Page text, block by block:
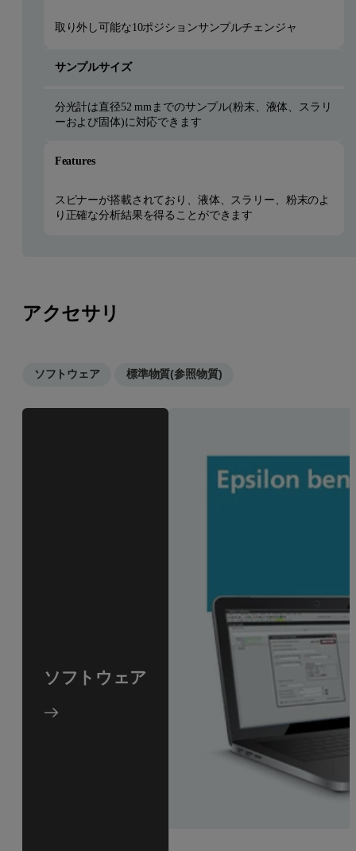
取り外し可能な10ポジションサンプルチェンジャ
サンプルサイズ
分光計は直径52 mmまでのサンプル(粉末、液体、スラリ
ーおよび固体)に対応できます
Features
スピナーが搭載されており、液体、スラリー、粉末のよ
り正確な分析結果を得ることができます
アクセサリ
ソフトウェア 標準物質(参照物質)
ソフトウェア